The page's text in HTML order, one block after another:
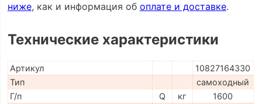
ниже, как и информация об оплате и доставке.
Технические характеристики
Артикул
10827164330
Тип
самоходный
Г/п
Q кг
1600